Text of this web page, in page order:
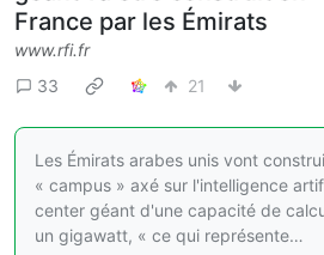
France par les Émirats
www.rfi.fr
33
21
Les Émirats arabes unis vont
« campus » axé sur l'intelligence
center géant d'une capacité de
un gigawatt, « ce qui représente…